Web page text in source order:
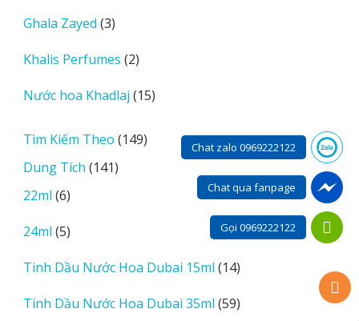
Ghala Zayed 33
phẩm
Khalis Perfumes 22
phẩm
Nước hoa Khadlaj 1515
phẩm
Tìm Kiếm Theo 149149
Dung Tích 141141
22ml 66
phẩm
24ml 55
phẩm
Tinh Dầu Nước Hoa Dubai 15ml 1414
phẩm
Tinh Dầu Nước Hoa Dubai 35ml 5959
Chat zalo 0969222122
Chat qua fanpage
Gọi 0969222122